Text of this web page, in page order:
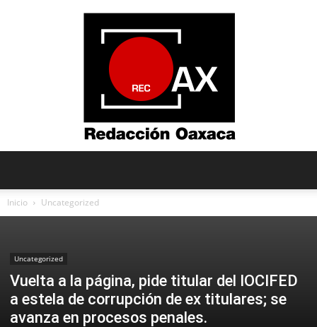
Inicio Uncategorized
Uncategorized
Vuelta a la página, pide titular del IOCIFED
a estela de corrupción de ex titulares; se
avanza en procesos penales.